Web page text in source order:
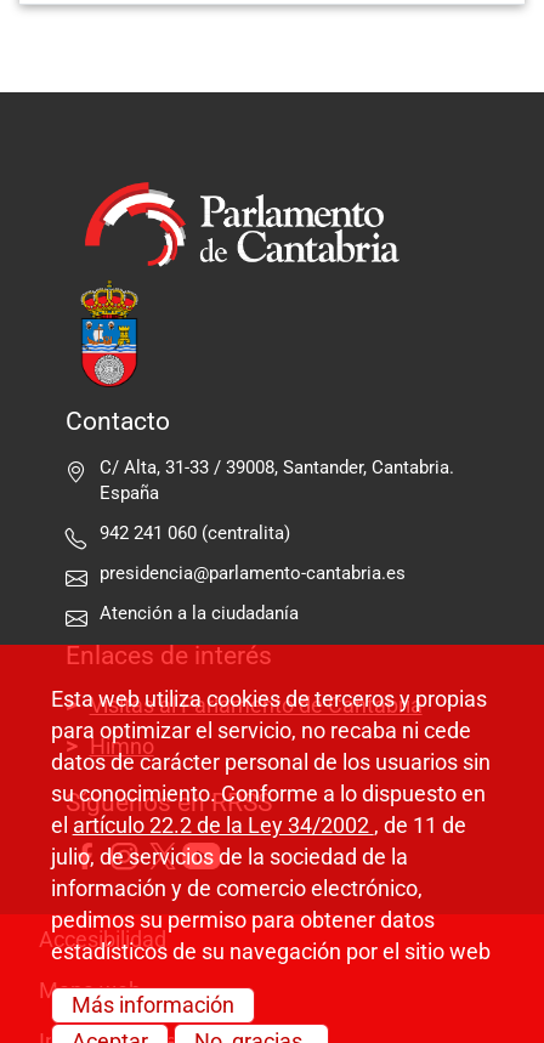
Contacto
C/ Alta, 31-33 / 39008, Santander, Cantabria.
España
942 241 060 (centralita)
presidencia@parlamento-cantabria.es
Atención a la ciudadanía
Enlaces de interés
Visitas al Parlamento de Cantabria
Himno
Síguenos en RRSS
Pie de página
Accesibilidad
Mapa web
Esta web utiliza cookies de terceros y propias
para optimizar el servicio, no recaba ni cede
datos de carácter personal de los usuarios sin
su conocimiento. Conforme a lo dispuesto en
el artículo 22.2 de la Ley 34/2002 , de 11 de
julio, de servicios de la sociedad de la
información y de comercio electrónico,
pedimos su permiso para obtener datos
estadísticos de su navegación por el sitio web
Más información